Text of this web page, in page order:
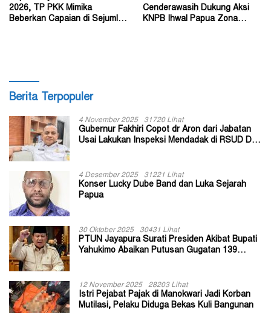
2026, TP PKK Mimika
Beberkan Capaian di Sejumlah
Cenderawasih Dukung Aksi
KNPB Ihwal Papua Zona
Berita Terpopuler
4 November 2025 31720 Lihat
Gubernur Fakhiri Copot dr Aron dari Jabatan
Usai Lakukan Inspeksi Mendadak di RSUD Dok
4 Desember 2025 31221 Lihat
Konser Lucky Dube Band dan Luka Sejarah
Papua
30 Oktober 2025 30431 Lihat
PTUN Jayapura Surati Presiden Akibat Bupati
Yahukimo Abaikan Putusan Gugatan 139
12 November 2025 28203 Lihat
Istri Pejabat Pajak di Manokwari Jadi Korban
Mutilasi, Pelaku Diduga Bekas Kuli Bangunan